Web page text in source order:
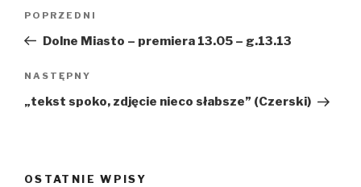
Poprzedni
wpis
POPRZEDNI
Dolne Miasto – premiera 13.05 – g.13.13
Następny
wpis
NASTĘPNY
„tekst spoko, zdjęcie nieco słabsze” (Czerski)
OSTATNIE WPISY